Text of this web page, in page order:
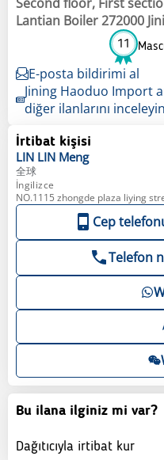
Lantian Boiler 272000
11
E-posta bildirimi al
Jining Haoduo Import
diğer ilanlarını inceleyin
İrtibat kişisi
LIN LIN Meng
全球
İngilizce
NO.1115 zhongde plaza liying
Cep
Telefon
Bu ilana ilginiz mi var?
Dağıtıcıyla irtibat kur